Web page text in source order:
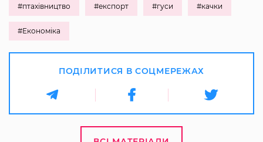
#птахівництво #експорт #гуси #качки
#Економіка
ПОДІЛИТИСЯ В СОЦМЕРЕЖАХ